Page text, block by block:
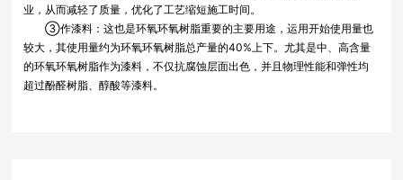
业，从而减轻了质量，优化了工艺缩短施工时间。
③作漆料：这也是环氧环氧树脂重要的主要用途，运用开始使用量也
较大，其使用量约为环氧环氧树脂总产量的40%上下。尤其是中、高含量
的环氧环氧树脂作为漆料，不仅抗腐蚀层面出色，并且物理性能和弹性均
超过酚醛树脂、醇酸等漆料。